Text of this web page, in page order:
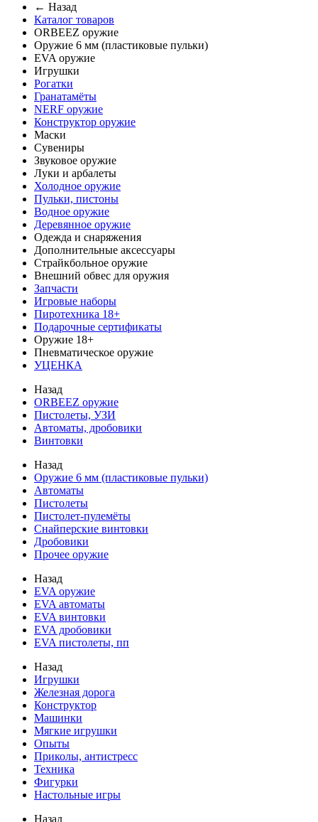
← Назад
Каталог товаров
ORBEEZ оружие
Оружие 6 мм (пластиковые пульки)
EVA оружие
Игрушки
Рогатки
Гранатамёты
NERF оружие
Конструктор оружие
Маски
Сувениры
Звуковое оружие
Луки и арбалеты
Холодное оружие
Пульки, пистоны
Водное оружие
Деревянное оружие
Одежда и снаряжения
Дополнительные аксессуары
Страйкбольное оружие
Внешний обвес для оружия
Запчасти
Игровые наборы
Пиротехника 18+
Подарочные сертификаты
Оружие 18+
Пневматическое оружие
УЦЕНКА
Назад
ORBEEZ оружие
Пистолеты, УЗИ
Автоматы, дробовики
Винтовки
Назад
Оружие 6 мм (пластиковые пульки)
Автоматы
Пистолеты
Пистолет-пулемёты
Снайперские винтовки
Дробовики
Прочее оружие
Назад
EVA оружие
EVA автоматы
EVA винтовки
EVA дробовики
EVA пистолеты, пп
Назад
Игрушки
Железная дорога
Конструктор
Машинки
Мягкие игрушки
Опыты
Приколы, антистресс
Техника
Фигурки
Настольные игры
Назад